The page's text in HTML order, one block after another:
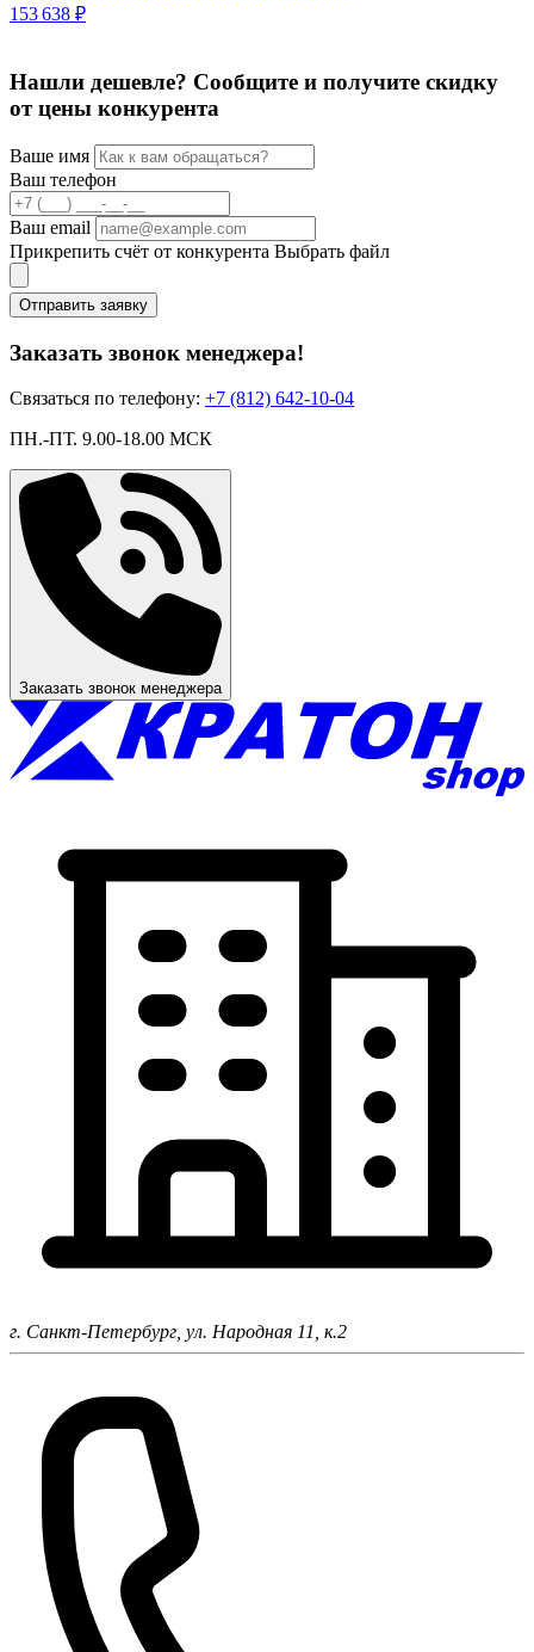
153 638 ₽
Нашли дешевле? Сообщите и получите скидку
от цены конкурента
Ваше имя
Ваш телефон
Ваш email
Прикрепить счёт от конкурента Выбрать файл
Отправить заявку
Заказать звонок менеджера!
Связаться по телефону: +7 (812) 642-10-04
ПН.-ПТ. 9.00-18.00 МСК
Заказать звонок менеджера
г. Санкт-Петербург, ул. Народная 11, к.2